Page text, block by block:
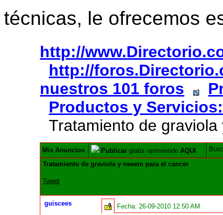
técnicas, le ofrecemos
http://
http://
nuestros 101 foros
Productos y
Tratamiento de
Mis Anuncios Publicar gratis oprimiendoAQUI
Tratamiento de graviola y neeem para el cancer
Tweet
guiscees Fecha:26-09-2010 12:50 AM